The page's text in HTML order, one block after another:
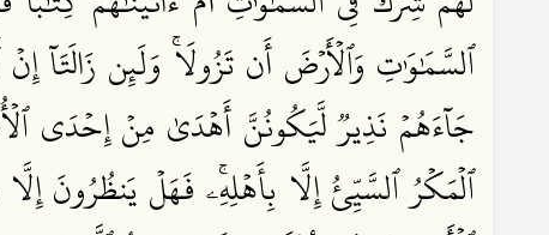
ٱلسَّمَٰوَٰتِ وَٱلۡأَرۡضَ أَن تَزُولَاۚ وَلَئِن زَالَتَآ
جَآءَهُمۡ نَذِيرٞ لَّيَكُونُنَّ أَهۡدَىٰ مِنۡ إِحۡدَى
ٱلۡمَكۡرُ ٱلسَّيِّئُ إِلَّا بِأَهۡلِهِۦۚ فَهَلۡ يَنظُرُونَ